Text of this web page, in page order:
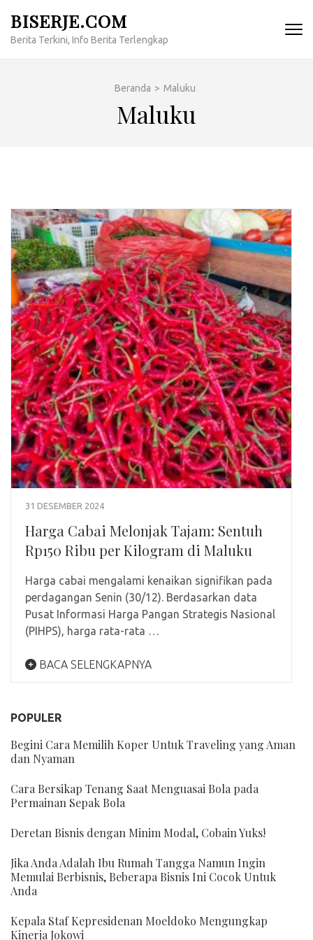
konten
BISERJE.COM
Berita Terkini, Info Berita Terlengkap
Beranda > Maluku
Maluku
31 DESEMBER 2024
Harga Cabai Melonjak Tajam: Sentuh
Rp150 Ribu per Kilogram di Maluku
Harga cabai mengalami kenaikan signifikan pada
perdagangan Senin (30/12). Berdasarkan data
Pusat Informasi Harga Pangan Strategis Nasional
(PIHPS), harga rata-rata …
BACA SELENGKAPNYA
POPULER
Begini Cara Memilih Koper Untuk Traveling yang Aman
dan Nyaman
Cara Bersikap Tenang Saat Menguasai Bola pada
Permainan Sepak Bola
Deretan Bisnis dengan Minim Modal, Cobain Yuks!
Jika Anda Adalah Ibu Rumah Tangga Namun Ingin
Memulai Berbisnis, Beberapa Bisnis Ini Cocok Untuk
Anda
Kepala Staf Kepresidenan Moeldoko Mengungkap
Kinerja Jokowi